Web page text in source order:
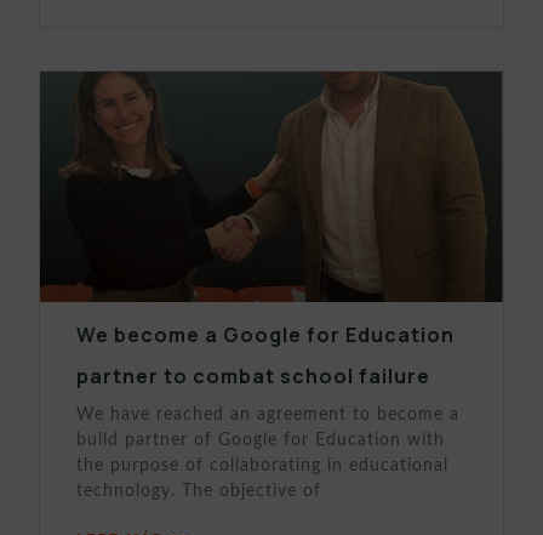
We become a Google for Education
partner to combat school failure
We have reached an agreement to become a
build partner of Google for Education with
the purpose of collaborating in educational
technology. The objective of